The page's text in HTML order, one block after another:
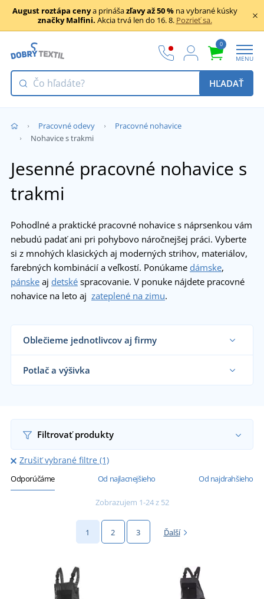
August roztápa cenya prinášazľavy až 50 %na vybrané kúsky
značky Malfini. Akcia trvá len do 16. 8. Pozrieť sa.
0
MENU
HĽADAŤ
Pracovné odevy
Pracovné nohavice
Nohavice s trakmi
Jesenné pracovné nohavice s
trakmi
Pohodlné a praktické pracovné nohavice s náprsenkou vám
nebudú padať ani pri pohybovo náročnejšej práci. Vyberte
si z mnohých klasických aj moderných strihov, materiálov,
farebných kombinácií a veľkostí. Ponúkame dámske,
pánske aj detské spracovanie. V ponuke nájdete pracovné
nohavice na leto aj zateplené na zimu.
Oblečieme jednotlivcov aj firmy
Dodávame pracovné nohavice remeselníkom,
veľkým výrobným firmám aj koncovým
zákazníkom už od 1 kusu.
Chcem vedieť viac
Potlač a výšivka
Filtrovať produkty
Zrušiť vybrané filtre (1)
Odporúčáme Od najlacnejšieho Od najdrahšieho
Zobrazujem 1-24 z 52
1 2 3 Ďalší